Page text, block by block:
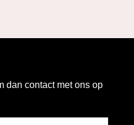
dan contact met ons op